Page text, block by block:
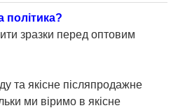
політика?
зразки перед оптовим
та якісне післяпродажне
ми віримо в якісне